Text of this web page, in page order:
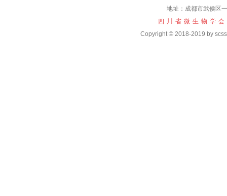
地址：成都市武侯区
四川省微生物学
Copyright © 2018-2019 by